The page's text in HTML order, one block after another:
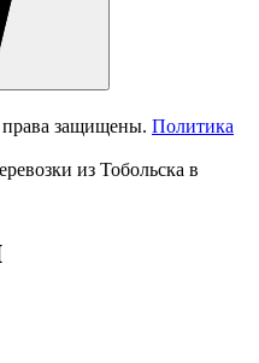
защищены. Политика
из Тобольска в